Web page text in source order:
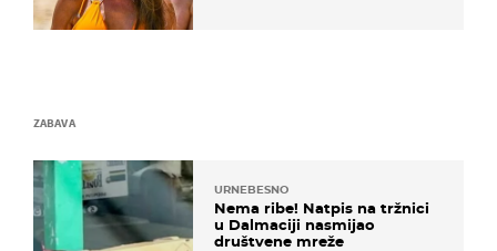
ZABAVA
URNEBESNO
Nema ribe! Natpis na tržnici
u Dalmaciji nasmijao
društvene mreže